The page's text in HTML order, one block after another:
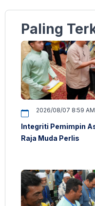
Paling
2026/08/07 8:59 AM
Integriti Pemimpin
Raja Muda Perlis